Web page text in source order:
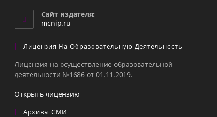
Сайт издателя:
mcnip.ru
Лицензия На Образовательную Деятельность
Лицензия на осуществление образовательной
деятельности №1686 от 01.11.2019.
Открыть лицензию
Архивы СМИ